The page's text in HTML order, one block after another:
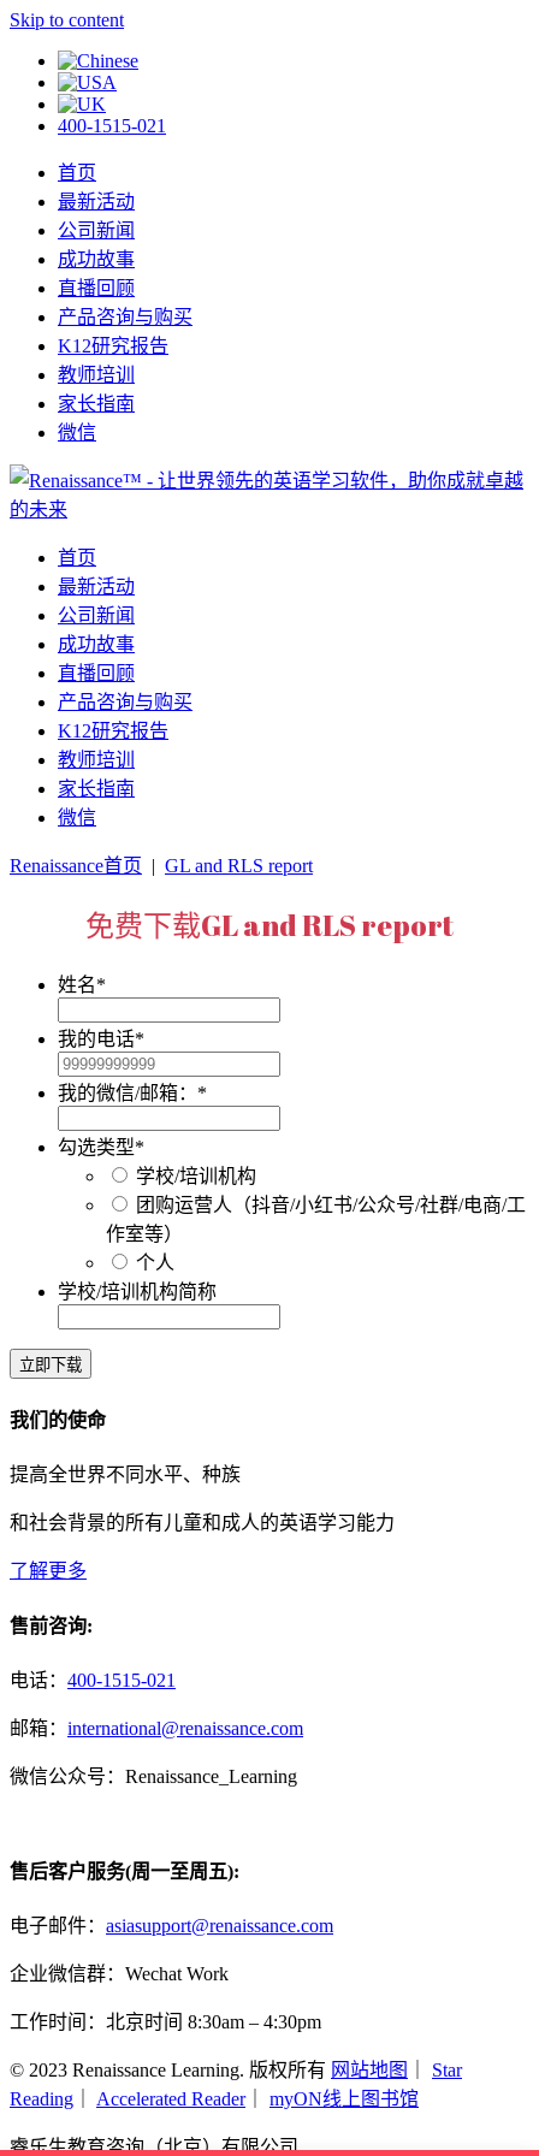
Skip to content
400-1515-021
首页
最新活动
公司新闻
成功故事
直播回顾
产品咨询与购买
K12研究报告
教师培训
家长指南
微信
首页
最新活动
公司新闻
成功故事
直播回顾
产品咨询与购买
K12研究报告
教师培训
家长指南
微信
Renaissance首页 | GL and RLS report
免费下载GL and RLS report
姓名*
我的电话*
我的微信/邮箱： *
勾选类型*
学校/培训机构
团购运营人（抖音/小红书/公众号/社群/电商/工
作室等）
个人
学校/培训机构简称
立即下载
我们的使命
提高全世界不同水平、种族
和社会背景的所有儿童和成人的英语学习能力
了解更多
售前咨询:
电话： 400-1515-021
邮箱： international@renaissance.com
微信公众号：Renaissance_Learning
售后客户服务(周一至周五):
电子邮件： asiasupport@renaissance.com
企业微信群：Wechat Work
工作时间：北京时间 8:30am – 4:30pm
© 2023 Renaissance Learning. 版权所有 网站地图
Star
Reading
Accelerated Reader｜ myON线上图书馆
睿乐生教育咨询（北京）有限公司